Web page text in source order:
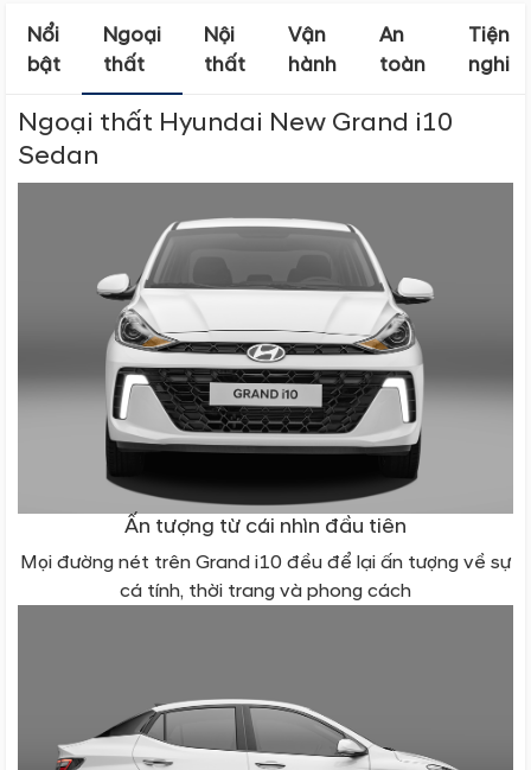
Nổi
bật
Ngoại
thất
Nội
thất
Vận
hành
An
toàn
Tiện
nghi
Ngoại thất Hyundai New Grand i10
Sedan
Ấn tượng từ cái nhìn đầu tiên
Mọi đường nét trên Grand i10 đều để lại ấn tượng về sự
cá tính, thời trang và phong cách